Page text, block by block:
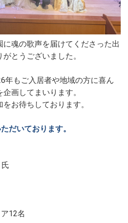
魂の歌声を届けてくださった出
とうございました。
年もご入居者や地域の方に喜ん
画してまいります。
お待ちしております。
だいております。
12名